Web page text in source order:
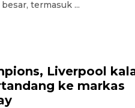
termasuk ...
Liverpool
ke markas
April 2026 15:34